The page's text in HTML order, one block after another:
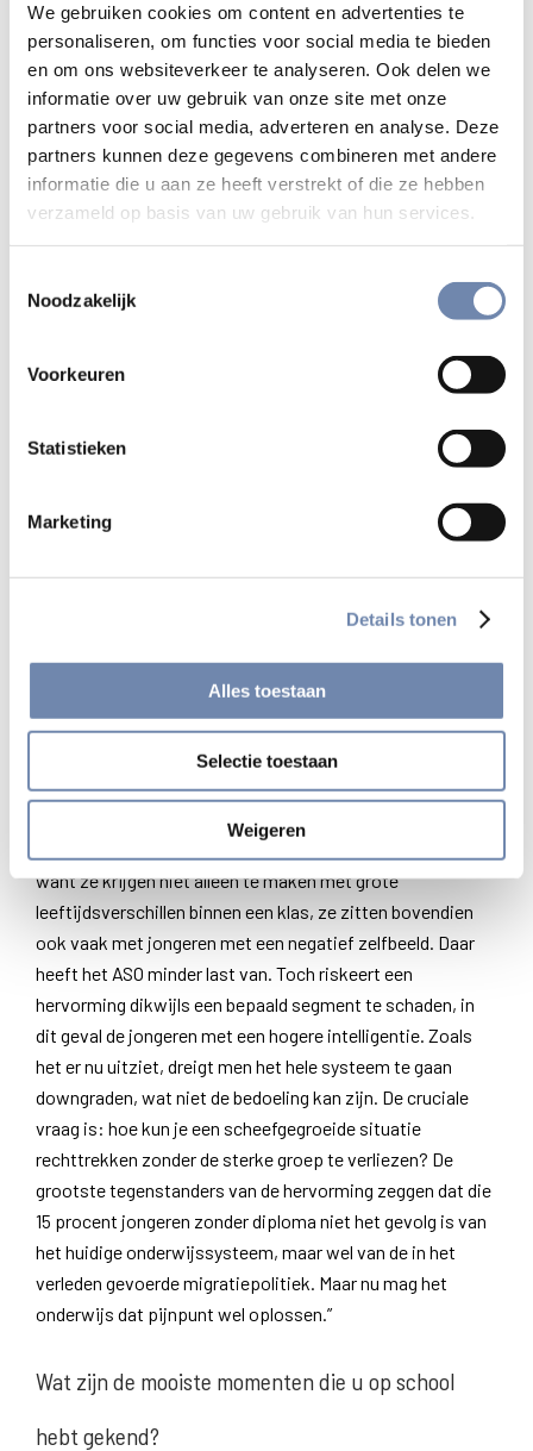
We gebruiken cookies om content en advertenties te
personaliseren, om functies voor social media te bieden
en om ons websiteverkeer te analyseren. Ook delen we
informatie over uw gebruik van onze site met onze
partners voor social media, adverteren en analyse. Deze
partners kunnen deze gegevens combineren met andere
informatie die u aan ze heeft verstrekt of die ze hebben
verzameld op basis van uw gebruik van hun services.
Noodzakelijk
Voorkeuren
Statistieken
Marketing
Details tonen
Alles toestaan
Selectie toestaan
Weigeren
school gewoon durven. Hoe meer je identiteit verschillend
is van de andere scholen, hoe succesvoller je bent. Ouders
kiezen voor identiteit, want wat heeft een grijze school
meer te bieden dan een andere? Onze identiteit situeert
zich op het kwalitatieve niveau, levensbeschouwelijk en
op vlak van diversiteit. Alsmaar meer autochtone ouders
kiezen voor een goede context waarbinnen hun zoon of
groep ouders die het niet verantwoord vindt om hun kind
naar een witte concentratieschool te sturen, wordt steeds
naar de voorzet die de koepel van het katholiek
“Eigenlijk weten we nog niet goed waarover het juist gaat.
Kijken we verder dan het ASO, dan zien we dat het
onderwijs in Vlaanderen inderdaad met een groot probleem
zit. 15 procent van de jongeren die zonder diploma
uitstroomt, dat is onverantwoord. Hervormingen zijn dus
absoluut noodzakelijk; de vraag is alleen: hoe pak je het
aan? Ik vind de leerkrachten in het BSO de helden van
want ze krijgen niet alleen te maken met grote
leeftijdsverschillen binnen een klas, ze zitten bovendien
ook vaak met jongeren met een negatief zelfbeeld. Daar
heeft het ASO minder last van. Toch riskeert een
hervorming dikwijls een bepaald segment te schaden, in
dit geval de jongeren met een hogere intelligentie. Zoals
het er nu uitziet, dreigt men het hele systeem te gaan
downgraden, wat niet de bedoeling kan zijn. De cruciale
vraag is: hoe kun je een scheefgegroeide situatie
rechttrekken zonder de sterke groep te verliezen? De
grootste tegenstanders van de hervorming zeggen dat die
15 procent jongeren zonder diploma niet het gevolg is van
het huidige onderwijssysteem, maar wel van de in het
verleden gevoerde migratiepolitiek. Maar nu mag het
onderwijs dat pijnpunt wel oplossen.”
Wat zijn de mooiste momenten die u op school
hebt gekend?